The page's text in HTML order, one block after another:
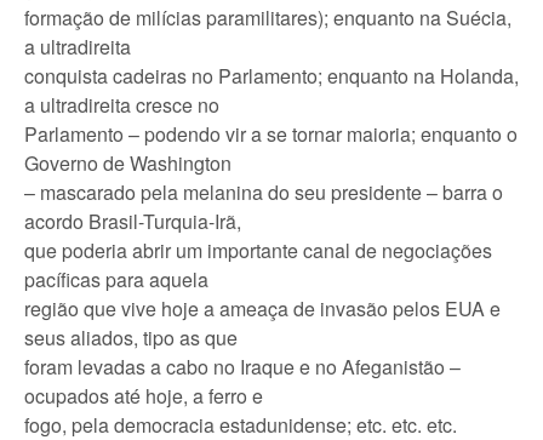
formação de milícias paramilitares); enquanto na Suécia,
a ultradireita
conquista cadeiras no Parlamento; enquanto na Holanda,
a ultradireita cresce no
Parlamento – podendo vir a se tornar maioria; enquanto o
Governo de Washington
– mascarado pela melanina do seu presidente – barra o
acordo Brasil-Turquia-Irã,
que poderia abrir um importante canal de negociações
pacíficas para aquela
região que vive hoje a ameaça de invasão pelos EUA e
seus aliados, tipo as que
foram levadas a cabo no Iraque e no Afeganistão –
ocupados até hoje, a ferro e
fogo, pela democracia estadunidense; etc. etc. etc.